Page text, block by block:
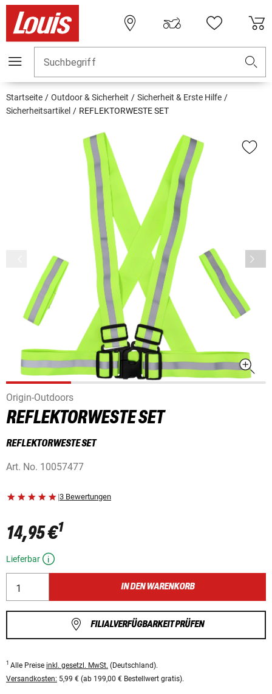
Suchbegriff
Startseite Outdoor & Sicherheit
Sicherheit & Erste Hilfe
Sicherheitsartikel
REFLEKTORWESTE SET
Origin-Outdoors
REFLEKTORWESTE SET
REFLEKTORWESTE SET
Art. No. 10057477
|3 Bewertungen
14,95 €1
Lieferbar
IN DEN WARENKORB
FILIALVERFÜGBARKEIT PRÜFEN
1 Alle Preise inkl. gesetzl. MwSt. (Deutschland).
Versandkosten: 5,99 € (ab 199,00 € Bestellwert gratis).